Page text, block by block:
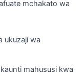
mchakato wa
ukuzaji wa
mahususi kwa